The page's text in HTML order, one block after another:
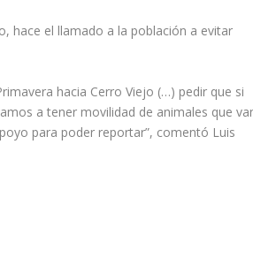
hace el llamado a la población a evitar
hacia Cerro Viejo (…) pedir que si
a tener movilidad de animales que
para poder reportar”, comentó Luis